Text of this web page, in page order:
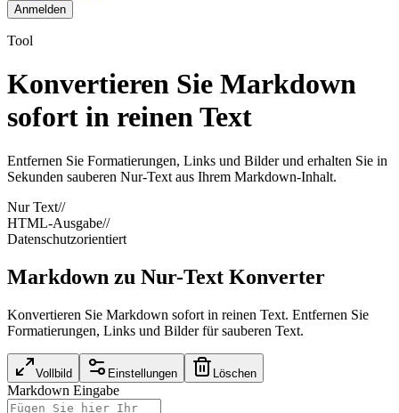
Anmelden
Tool
Konvertieren Sie Markdown
sofort in reinen Text
Entfernen Sie Formatierungen, Links und Bilder und erhalten Sie in
Sekunden sauberen Nur-Text aus Ihrem Markdown-Inhalt.
Nur Text//
HTML-Ausgabe//
Datenschutzorientiert
Markdown zu Nur-Text Konverter
Konvertieren Sie Markdown sofort in reinen Text. Entfernen Sie
Formatierungen, Links und Bilder für sauberen Text.
Vollbild Einstellungen Löschen
Markdown Eingabe